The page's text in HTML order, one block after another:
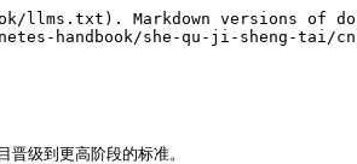
llms.txt). Markdown versions of
handbook/she-qu-ji-sheng-tai/
到更高阶段的标准。